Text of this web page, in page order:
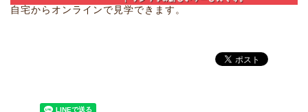
自宅からオンラインで見学できます。